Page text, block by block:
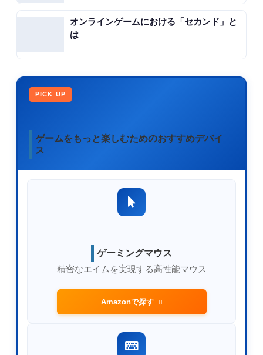
オンラインゲームにおける「セカンド」と
は
PICK UP
ゲームをもっと楽しむためのおすすめデバイ
ス
ゲーミングマウス
精密なエイムを実現する高性能マウス
Amazonで探す